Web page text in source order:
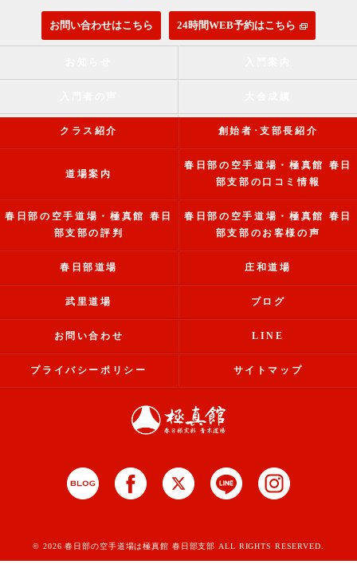
お問い合わせはこちら 24時間WEB予約はこちら
クラス紹介 創始者･支部長紹介
道場案内
春日部の空手道場・極真館 春日
部支部の口コミ情報
春日部の空手道場・極真館 春日
部支部の評判
春日部の空手道場・極真館 春日
部支部のお客様の声
春日部道場 庄和道場
武里道場 ブログ
お問い合わせ LINE
プライバシーポリシー サイトマップ
© 2026 春日部の空手道場は極真館 春日部支部 ALL RIGHTS RESERVED.